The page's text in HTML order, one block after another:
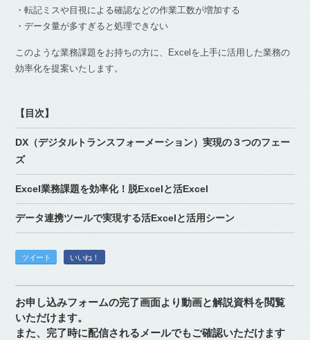
・転記ミスや目視による確認などの作業工数が増加する
・データ量が多すぎると処理できない
このような業務課題をお持ちの方に、Excelを上手に活用した業務の
効率化を提案いたします。
【目次】
DX（デジタルトランスフォーメーション）実現の３つのフェー
ズ
Excel業務課題を効率化！脱Excelと活Excel
データ連携ツールで実現する活Excelと活用シーン
ツイート いいね！
お申し込みフォームの完了画面より動画と解説資料を閲覧
いただけます。
また、完了時に配信されるメールでもご確認いただけます